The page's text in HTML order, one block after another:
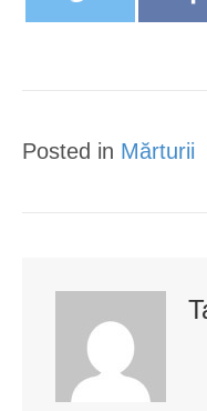
w
e
Posted in Mărturii